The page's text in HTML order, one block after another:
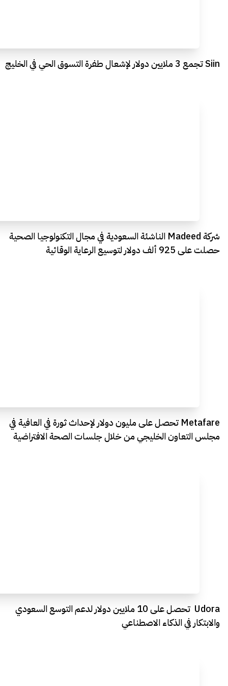
Siin تجمع 3 ملايين دولار لإشعال طفرة التسوق الحي في الخليج
شركة Madeed الناشئة السعودية في مجال التكنولوجيا الصحية
حصلت على 925 ألف دولار لتوسيع الرعاية الوقائية
Metafare تحصل على مليون دولار لإحداث ثورة في العافية في
مجلس التعاون الخليجي من خلال جلسات الصحة الافتراضية
Udora تحصل على 10 ملايين دولار لدعم التوسع السعودي
والابتكار في الذكاء الاصطناعي